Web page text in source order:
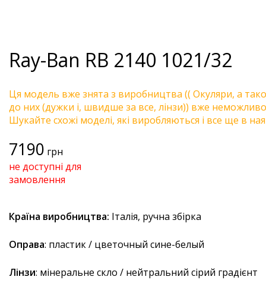
Ray-Ban RB 2140 1021/32
Ця модель вже знята з виробництва (( Окуляри, а
до них (дужки і, швидше за все, лінзи)) вже неможливо
Шукайте схожі моделі, які виробляються і все ще в
7190 грн
не доступні для
замовлення
Країна виробництва: Італія, ручна збірка
Оправа: пластик / цветочный сине-белый
Лінзи: мінеральне скло / нейтральний сірий градієнт